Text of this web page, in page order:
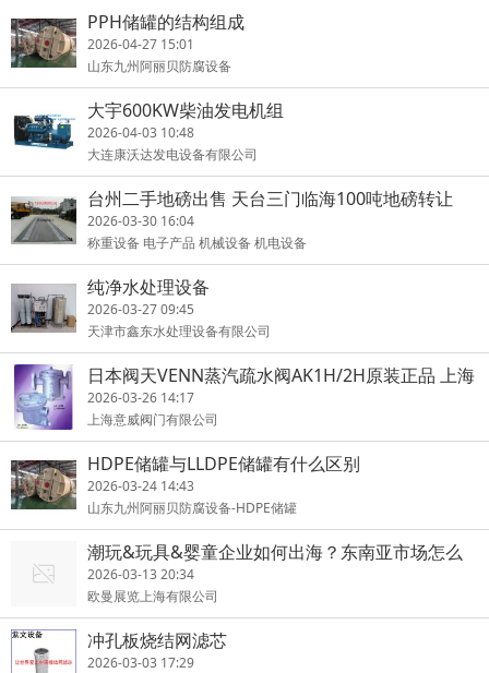
PPH储罐的结构组成
2026-04-27 15:01
山东九州阿丽贝防腐设备
大宇600KW柴油发电机组
2026-04-03 10:48
大连康沃达发电设备有限公司
台州二手地磅出售 天台三门临海100吨地磅转让
2026-03-30 16:04
称重设备 电子产品 机械设备 机电设备
纯净水处理设备
2026-03-27 09:45
天津市鑫东水处理设备有限公司
日本阀天VENN蒸汽疏水阀AK1H/2H原装正品 上海
2026-03-26 14:17
上海意威阀门有限公司
HDPE储罐与LLDPE储罐有什么区别
2026-03-24 14:43
山东九州阿丽贝防腐设备-HDPE储罐
潮玩&玩具&婴童企业如何出海？东南亚市场怎么
进入？
2026-03-13 20:34
欧曼展览上海有限公司
冲孔板烧结网滤芯
2026-03-03 17:29